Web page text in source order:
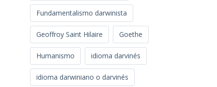
Fundamentalismo darwinista
Geoffroy Saint Hilaire Goethe
Humanismo idioma darvinés
idioma darwiniano o darvinés